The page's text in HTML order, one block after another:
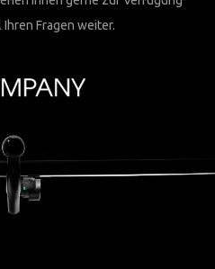
Fragen weiter.